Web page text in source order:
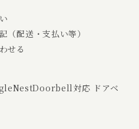
（配送・支払い等）
せる
対応 ドアベ